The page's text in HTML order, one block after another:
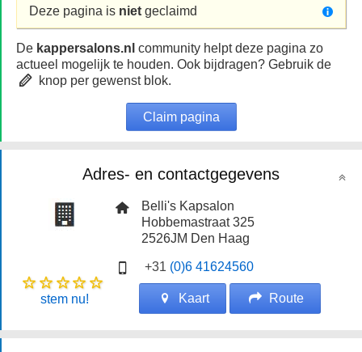
Deze pagina is niet geclaimd
De kappersalons.nl community helpt deze pagina zo
actueel mogelijk te houden. Ook bijdragen? Gebruik de
knop per gewenst blok.
Claim pagina
Adres- en contactgegevens
Belli's Kapsalon
Hobbemastraat 325
2526JM Den Haag
+31 (0)6 41624560
stem nu! Kaart Route